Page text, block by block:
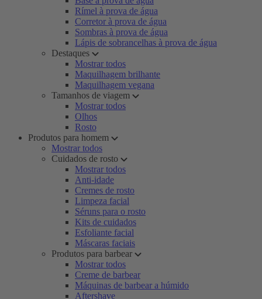
Rímel à prova de água
Corretor à prova de água
Sombras à prova de água
Lápis de sobrancelhas à prova de água
Destaques
Mostrar todos
Maquilhagem brilhante
Maquilhagem vegana
Tamanhos de viagem
Mostrar todos
Olhos
Rosto
Produtos para homem
Mostrar todos
Cuidados de rosto
Mostrar todos
Anti-idade
Cremes de rosto
Limpeza facial
Séruns para o rosto
Kits de cuidados
Esfoliante facial
Máscaras faciais
Produtos para barbear
Mostrar todos
Creme de barbear
Máquinas de barbear a húmido
Aftershave